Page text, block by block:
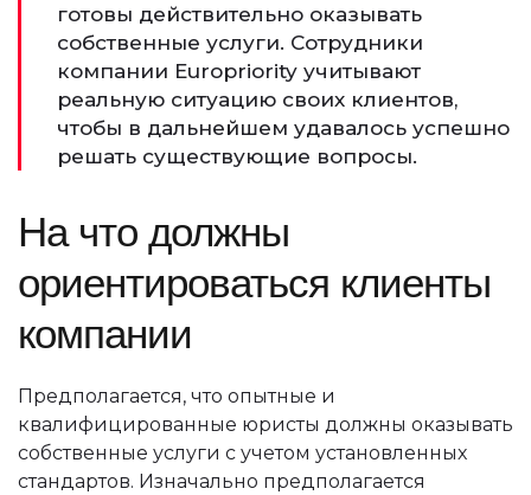
готовы действительно оказывать
собственные услуги. Сотрудники
компании Europriority учитывают
реальную ситуацию своих клиентов,
чтобы в дальнейшем удавалось успешно
решать существующие вопросы.
На что должны
ориентироваться клиенты
компании
Предполагается, что опытные и
квалифицированные юристы должны оказывать
собственные услуги с учетом установленных
стандартов. Изначально предполагается